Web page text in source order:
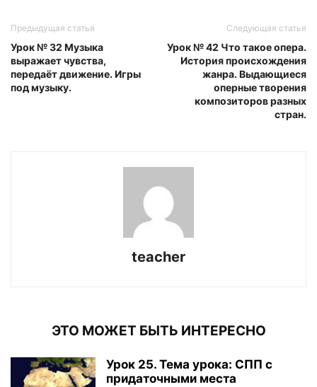
Предыдущая статья
Урок № 32 Музыка
выражает чувства,
передаёт движение. Игры
под музыку.
Следующая статья
Урок № 42 Что такое опера.
История происхождения
жанра. Выдающиеся
оперные творения
композиторов разных
стран.
teacher
ЭТО МОЖЕТ БЫТЬ ИНТЕРЕСНО
Урок 25. Тема урока: СПП с
придаточными места